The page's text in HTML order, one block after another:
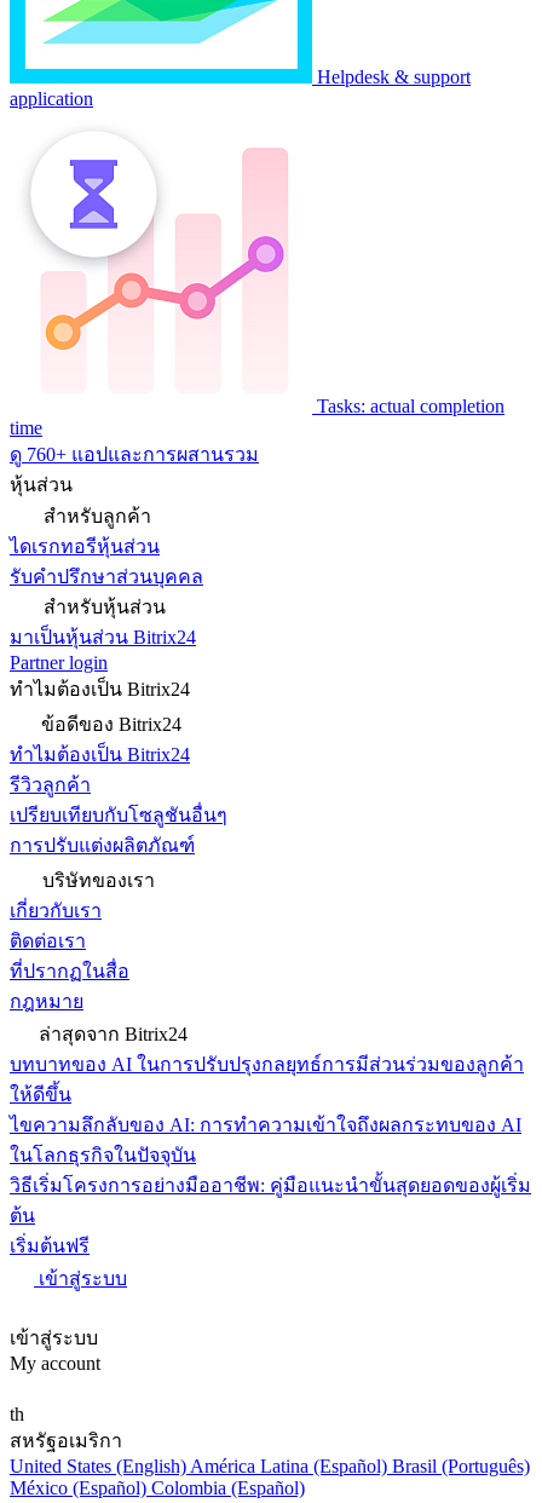
Helpdesk & support
application
Tasks: actual completion
time
ดู 760+ แอปและการผสานรวม
หุ้นส่วน
สำหรับลูกค้า
ไดเรกทอรีหุ้นส่วน
รับคำปรึกษาส่วนบุคคล
สำหรับหุ้นส่วน
มาเป็นหุ้นส่วน Bitrix24
Partner login
ทำไมต้องเป็น Bitrix24
ข้อดีของ Bitrix24
ทำไมต้องเป็น Bitrix24
รีวิวลูกค้า
เปรียบเทียบกับโซลูชันอื่นๆ
การปรับแต่งผลิตภัณฑ์
บริษัทของเรา
เกี่ยวกับเรา
ติดต่อเรา
ที่ปรากฏในสื่อ
กฎหมาย
ล่าสุดจาก Bitrix24
บทบาทของ AI ในการปรับปรุงกลยุทธ์การมีส่วนร่วมของลูกค้า
ให้ดีขึ้น
ไขความลึกลับของ AI: การทำความเข้าใจถึงผลกระทบของ AI
ในโลกธุรกิจในปัจจุบัน
วิธีเริ่มโครงการอย่างมืออาชีพ: คู่มือแนะนำขั้นสุดยอดของผู้เริ่ม
ต้น
เริ่มต้นฟรี
เข้าสู่ระบบ
เข้าสู่ระบบ
My account
th
สหรัฐอเมริกา
United States (English) América Latina (Español) Brasil (Português)
México (Español) Colombia (Español)